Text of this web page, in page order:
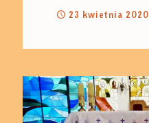
23 kwietnia 2020